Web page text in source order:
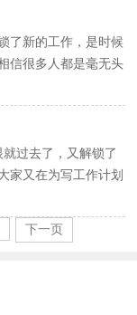
了新的工作，是时候
信很多人都是毫无头
的出纳...
就过去了，又解锁了
家又在为写工作计划
希望对大家...
下一页